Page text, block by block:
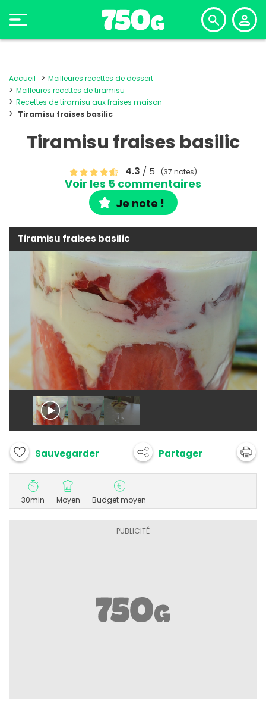
Accueil
Meilleures recettes de dessert
Meilleures recettes de tiramisu
Recettes de tiramisu aux fraises maison
Tiramisu fraises basilic
Tiramisu fraises basilic
4.3 / 5 (37 notes)
Voir les 5 commentaires
Je note !
Tiramisu fraises basilic
Sauvegarder Partager
30min Moyen Budget moyen